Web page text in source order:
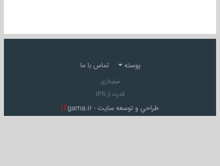
پوسته تماس با ما
میلیتاری
قدرت از IPS
طراحي و توسعه سايت - iTgama.ir